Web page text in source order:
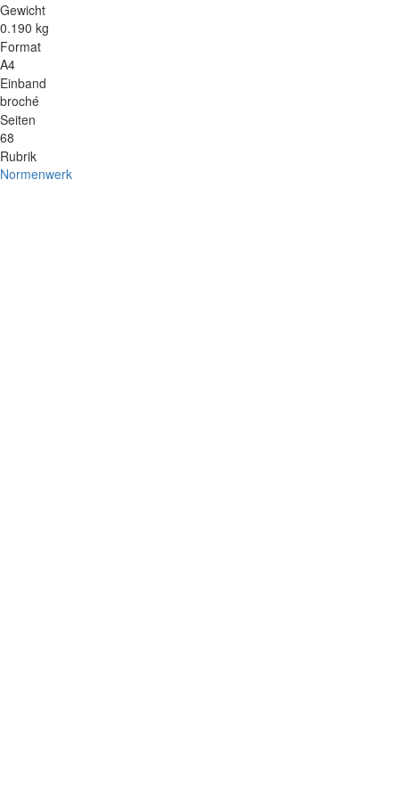
Gewicht
0.190 kg
Format
A4
Einband
broché
Seiten
68
Rubrik
Normenwerk